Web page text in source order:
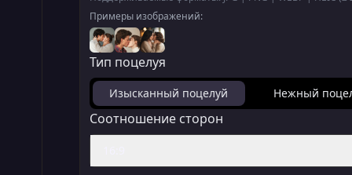
Примеры изображений:
Тип поцелуя
Изысканный поцелуй Нежный
Соотношение сторон